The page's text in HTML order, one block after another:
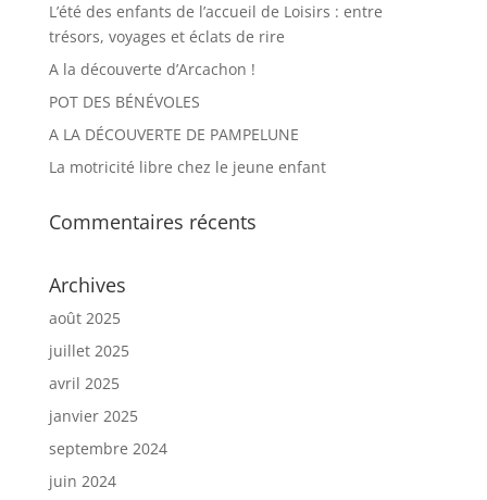
L’été des enfants de l’accueil de Loisirs : entre
trésors, voyages et éclats de rire
A la découverte d’Arcachon !
POT DES BÉNÉVOLES
A LA DÉCOUVERTE DE PAMPELUNE
La motricité libre chez le jeune enfant
Commentaires récents
Archives
août 2025
juillet 2025
avril 2025
janvier 2025
septembre 2024
juin 2024